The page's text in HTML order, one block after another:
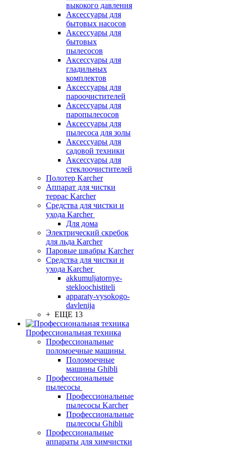
выкокого давления
Аксессуары для
бытовых насосов
Аксессуары для
бытовых
пылесосов
Аксессуары для
гладильных
комплектов
Аксессуары для
пароочистителей
Аксессуары для
паропылесосов
Аксессуары для
пылесоса для золы
Аксессуары для
садовой техники
Аксессуары для
стеклоочистителей
Полотер Karcher
Аппарат для чистки
террас Karcher
Средства для чистки и
ухода Karcher
Для дома
Электрический скребок
для льда Karcher
Паровые швабры Karcher
Средства для чистки и
ухода Karcher
akkumuljatornye-
stekloochistiteli
apparaty-vysokogo-
davlenija
+ ЕЩЕ 13
Профессиональная техника
Профессиональные
поломоечные машины
Поломоечные
машины Ghibli
Профессиональные
пылесосы
Профессиональные
пылесосы Karcher
Профессиональные
пылесосы Ghibli
Профессиональные
аппараты для химчистки